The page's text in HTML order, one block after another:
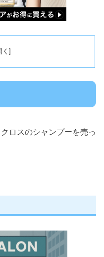
ロスのシャンプーを売っ